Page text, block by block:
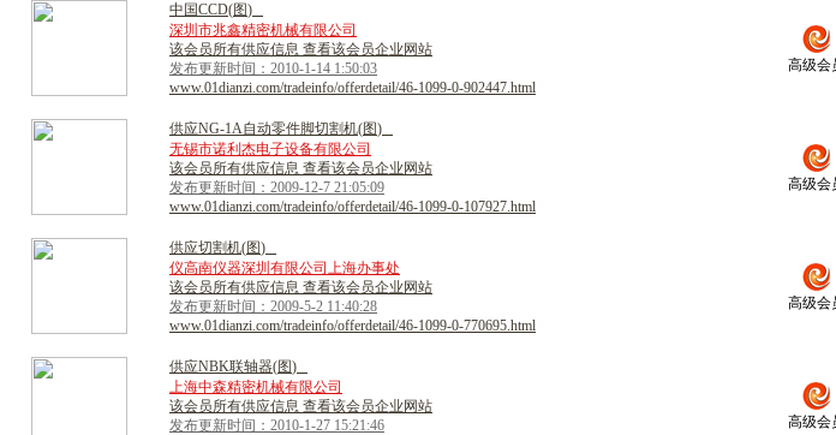
中 国CCD(图)
深圳市兆鑫精密机械有限公司
该会员所有供应信息 查看该会员企业网站
发布更新时间：2010-1-14 1:50:03
www.01dianzi.com/tradeinfo/offerdetail/46-1099-0-902447.html
高级会
供应NG-1A自动零件脚切割机(图)
无锡市诺利杰电子设备有限公司
该会员所有供应信息 查看该会员企业网站
发布更新时间：2009-12-7 21:05:09
www.01dianzi.com/tradeinfo/offerdetail/46-1099-0-107927.html
高级会
供应切割机(图)
仪高南仪器深圳有限公司上海办事处
该会员所有供应信息 查看该会员企业网站
发布更新时间：2009-5-2 11:40:28
www.01dianzi.com/tradeinfo/offerdetail/46-1099-0-770695.html
高级会
供应NBK联轴器(图)
上海中森精密机械有限公司
该会员所有供应信息 查看该会员企业网站
发布更新时间：2010-1-27 15:21:46
高级会